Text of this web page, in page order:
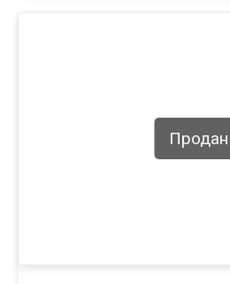
Продан